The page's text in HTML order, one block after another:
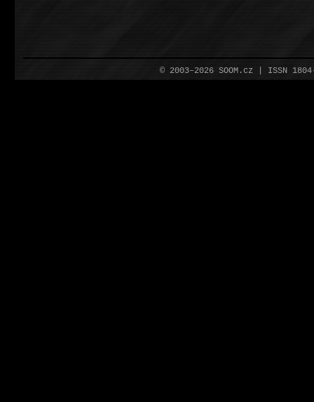
© 2003–2026 SOOM.cz | ISSN